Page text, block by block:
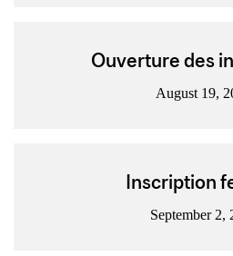
Ouverture des
August 19,
Inscription
September 2,